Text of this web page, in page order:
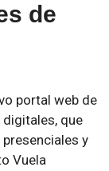
de
portal web de
que
y
Vuela